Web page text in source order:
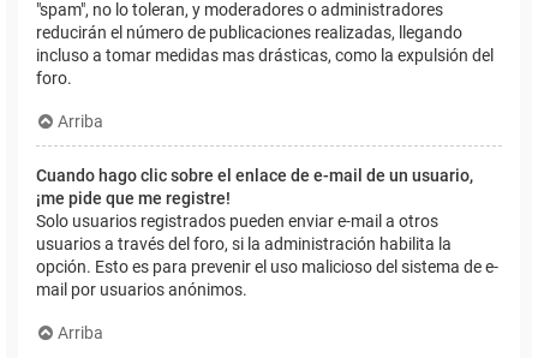
"spam", no lo toleran, y moderadores o administradores
reducirán el número de publicaciones realizadas, llegando
incluso a tomar medidas mas drásticas, como la expulsión del
foro.
Arriba
Cuando hago clic sobre el enlace de e-mail de un usuario,
¡me pide que me registre!
Solo usuarios registrados pueden enviar e-mail a otros
usuarios a través del foro, si la administración habilita la
opción. Esto es para prevenir el uso malicioso del sistema de e-
mail por usuarios anónimos.
Arriba